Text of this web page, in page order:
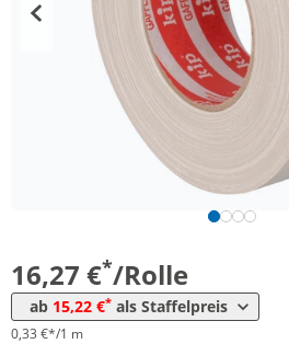
16,27 €*/Rolle
ab 15,22 €* als Staffelpreis
0,33 €*/1 m